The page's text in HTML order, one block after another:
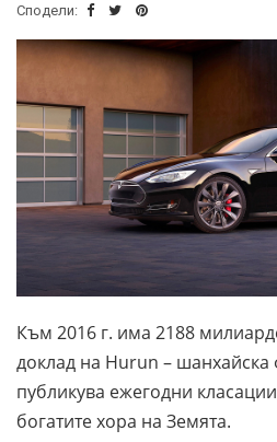
Сподели:
Към 2016 г. има 2188
доклад на Hurun – шанхайска
публикува ежегодни
богатите хора на Земята.